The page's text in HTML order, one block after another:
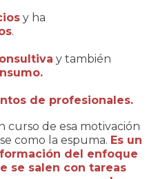
y ha
.
y también
de profesionales.
curso de esa motivación
como la espuma. Es un
del enfoque
se salen con tareas